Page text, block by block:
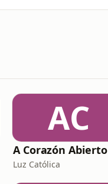
AC
A Corazón Abierto
Luz Católica